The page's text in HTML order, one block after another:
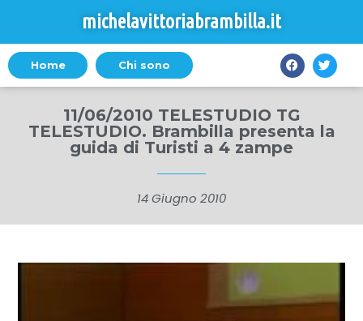
michelavittoriabrambilla.it
Home Chi sono
11/06/2010 TELESTUDIO TG
TELESTUDIO. Brambilla presenta la
guida di Turisti a 4 zampe
14 Giugno 2010